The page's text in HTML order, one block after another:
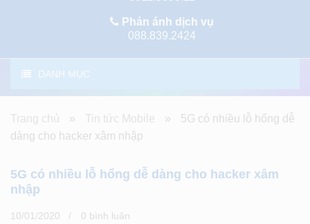
Phản ánh dịch vụ
088.839.2424
DANH MỤC
Trang chủ » Tin tức Mobile »
5G có nhiều lỗ hổng dễ
dàng cho hacker xâm nhập
5G có nhiều lỗ hổng dễ dàng cho hacker xâm
nhập
10/01/2020 0 bình luân